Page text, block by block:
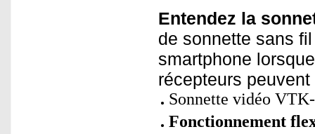
Entendez la
de sonnette sans
smartphone
récepteurs
Sonnette vidéo
Fonctionnement